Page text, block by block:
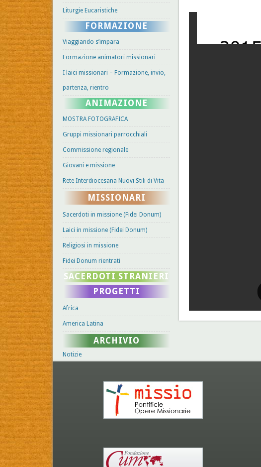
Liturgie Eucaristiche
FORMAZIONE
Viaggiando s’impara
Formazione animatori missionari
I laici missionari – Formazione, invio,
partenza, rientro
ANIMAZIONE
MOSTRA FOTOGRAFICA
Gruppi missionari parrocchiali
Commissione regionale
Giovani e missione
Rete Interdiocesana Nuovi Stili di Vita
MISSIONARI
Sacerdoti in missione (Fidei Donum)
Laici in missione (Fidei Donum)
Religiosi in missione
Fidei Donum rientrati
SACERDOTI STRANIERI
PROGETTI
Africa
America Latina
ARCHIVIO
Notizie